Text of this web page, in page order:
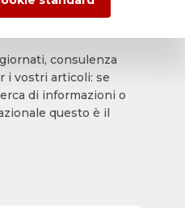
consulenza
i vostri articoli: se
di informazioni o
questo è il